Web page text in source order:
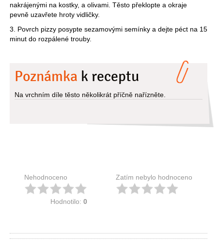
nakrájenými na kostky, a olivami. Těsto překlopte a okraje
pevně uzavřete hroty vidličky.
3. Povrch pizzy posypte sezamovými semínky a dejte péct na 15
minut do rozpálené trouby.
Poznámka k receptu
Na vrchním díle těsto několikrát příčně nařízněte.
Nehodnoceno
Hodnotilo: 0
Zatím nebylo hodnoceno